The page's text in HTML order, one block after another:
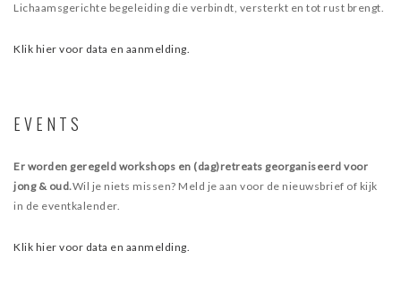
Lichaamsgerichte begeleiding die verbindt, versterkt en tot rust brengt.
Klik hier voor data en aanmelding.
EVENTS
Er worden geregeld workshops en (dag)retreats georganiseerd voor
jong & oud.Wil je niets missen? Meld je aan voor de nieuwsbrief of kijk
in de eventkalender.
Klik hier voor data en aanmelding.